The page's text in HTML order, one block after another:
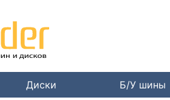
Диски Б/У шины